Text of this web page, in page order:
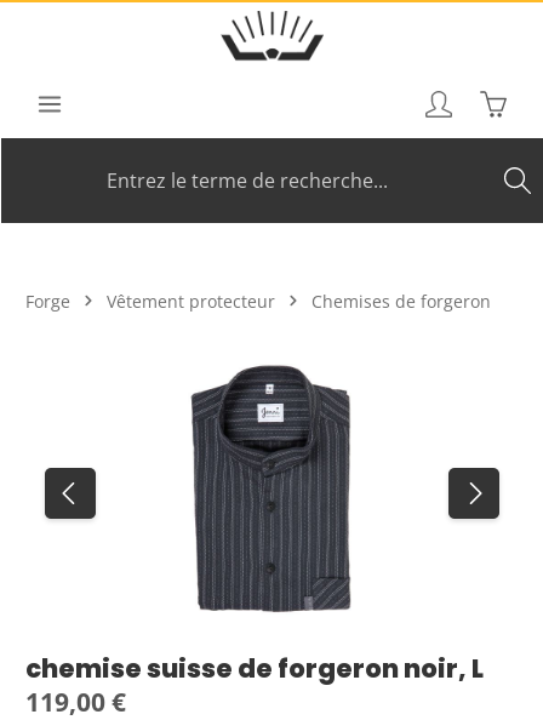
Passer au contenu principal
Le
Forge Vêtement protecteur Chemises de forgeron
Ignorer la galerie d'images
chemise suisse de forgeron noir, L
Prix régulier :
119,00 €